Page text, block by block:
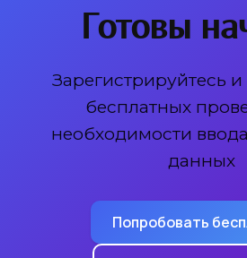
Готовы
Зарегистрируйтесь и
бесплатных
необходимости
данных
Попробовать